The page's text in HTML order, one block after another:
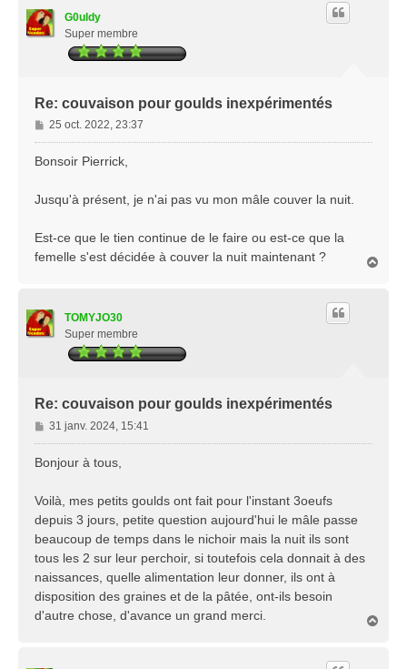
G0uldy
Super membre
Re: couvaison pour goulds inexpérimentés
M
e
s
g
25 oct. 2022, 23:37
Bonsoir Pierrick,
Jusqu'à présent, je n'ai pas vu mon mâle couver la nuit.
Est-ce que le tien continue de le faire ou est-ce que la
femelle s'est décidée à couver la nuit maintenant ?
TOMYJO30
Super membre
Re: couvaison pour goulds inexpérimentés
M
e
s
g
e
31 janv. 2024, 15:41
Bonjour à tous,
Voilà, mes petits goulds ont fait pour l'instant 3oeufs
depuis 3 jours, petite question aujourd'hui le mâle passe
beaucoup de temps dans le nichoir mais la nuit ils sont
tous les 2 sur leur perchoir, si toutefois cela donnait à des
naissances, quelle alimentation leur donner, ils ont à
disposition des graines et de la pâtée, ont-ils besoin
d'autre chose, d'avance un grand merci.